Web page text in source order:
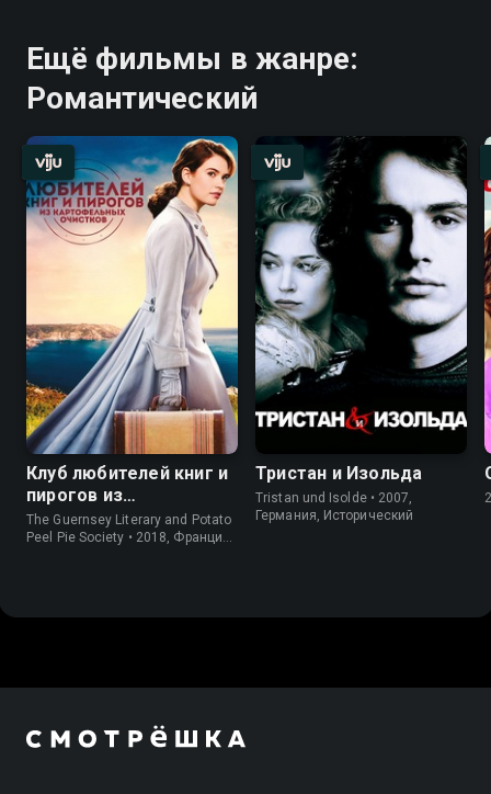
Ещё фильмы в жанре:
Романтический
Клуб любителей книг и
пирогов из
картофельных
очистков
The Guernsey Literary and Potato
Peel Pie Society • 2018, Франция,
Тристан и Изольда
Tristan und Isolde • 2007,
Германия, Исторический